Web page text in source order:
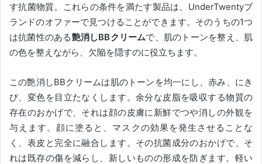
す抗菌物質。
これらの条件を満たす製品は、UnderTwentyブ
ランドのオファーで見つけることができます。 そのうちの1つ
は抗菌性のある艶消しBBクリームで、肌のトーンを整え、肌
の色を整えながら、欠陥を隠すのに役立ちます。
この艶消しBBクリームは肌のトーンを均一にし、赤み、にき
び、変色を目立たなくします。 余分な皮脂を吸収する物質の
存在のおかげで、それは顔の皮膚に新鮮でつや消しの外観を
与えます。 顔に塗ると、マスクの効果を発生させることな
く、表皮と完全に融合します。 その抗菌成分のおかげで、そ
れは既存の傷を減らし、新しいものの形成を防ぎます。 軽い